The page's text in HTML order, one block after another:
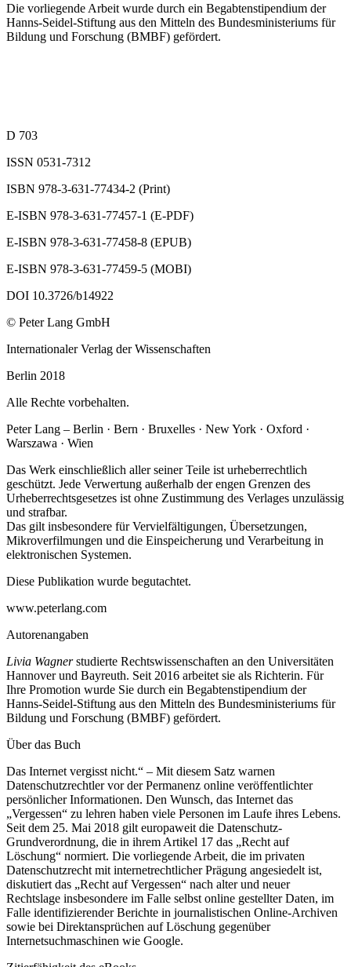
Die vorliegende Arbeit wurde durch ein Begabtenstipendium der
Hanns-Seidel-Stiftung aus den Mitteln des Bundesministeriums für
Bildung und Forschung (BMBF) gefördert.
D 703
ISSN 0531-7312
ISBN 978-3-631-77434-2 (Print)
E-ISBN 978-3-631-77457-1 (E-PDF)
E-ISBN 978-3-631-77458-8 (EPUB)
E-ISBN 978-3-631-77459-5 (MOBI)
DOI 10.3726/b14922
© Peter Lang GmbH
Internationaler Verlag der Wissenschaften
Berlin 2018
Alle Rechte vorbehalten.
Peter Lang – Berlin · Bern · Bruxelles · New York · Oxford ·
Warszawa · Wien
Das Werk einschließlich aller seiner Teile ist urheberrechtlich
geschützt. Jede Verwertung außerhalb der engen Grenzen des
Urheberrechtsgesetzes ist ohne Zustimmung des Verlages unzulässig
und strafbar.
Das gilt insbesondere für Vervielfältigungen, Übersetzungen,
Mikroverfilmungen und die Einspeicherung und Verarbeitung in
elektronischen Systemen.
Diese Publikation wurde begutachtet.
www.peterlang.com
Autorenangaben
Livia Wagnerstudierte Rechtswissenschaften an den Universitäten
Hannover und Bayreuth. Seit 2016 arbeitet sie als Richterin. Für
Ihre Promotion wurde Sie durch ein Begabtenstipendium der
Hanns-Seidel-Stiftung aus den Mitteln des Bundesministeriums für
Bildung und Forschung (BMBF) gefördert.
Über das Buch
Das Internet vergisst nicht.“ – Mit diesem Satz warnen
Datenschutzrechtler vor der Permanenz online veröffentlichter
persönlicher Informationen. Den Wunsch, das Internet das
„Vergessen“ zu lehren haben viele Personen im Laufe ihres Lebens.
Seit dem 25. Mai 2018 gilt europaweit die Datenschutz-
Grundverordnung, die in ihrem Artikel 17 das „Recht auf
Löschung“ normiert. Die vorliegende Arbeit, die im privaten
Datenschutzrecht mit internetrechtlicher Prägung angesiedelt ist,
diskutiert das „Recht auf Vergessen“ nach alter und neuer
Rechtslage insbesondere im Falle selbst online gestellter Daten, im
Falle identifizierender Berichte in journalistischen Online-Archiven
sowie bei Direktansprüchen auf Löschung gegenüber
Internetsuchmaschinen wie Google.